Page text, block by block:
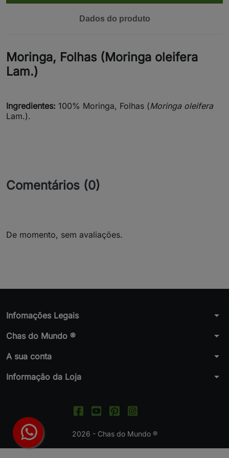
Dados do produto
Moringa, Folhas (Moringa oleifera
Lam.)
Ingredientes: 100% Moringa, Folhas (Moringa oleifera
Lam.).
Comentários (0)
De momento, sem avaliações.
Infomações Legais arrow_drop_down
Chas do Mundo ® arrow_drop_down
A sua conta arrow_drop_down
Informação da Loja arrow_drop_down
2026 - Chas do Mundo ®